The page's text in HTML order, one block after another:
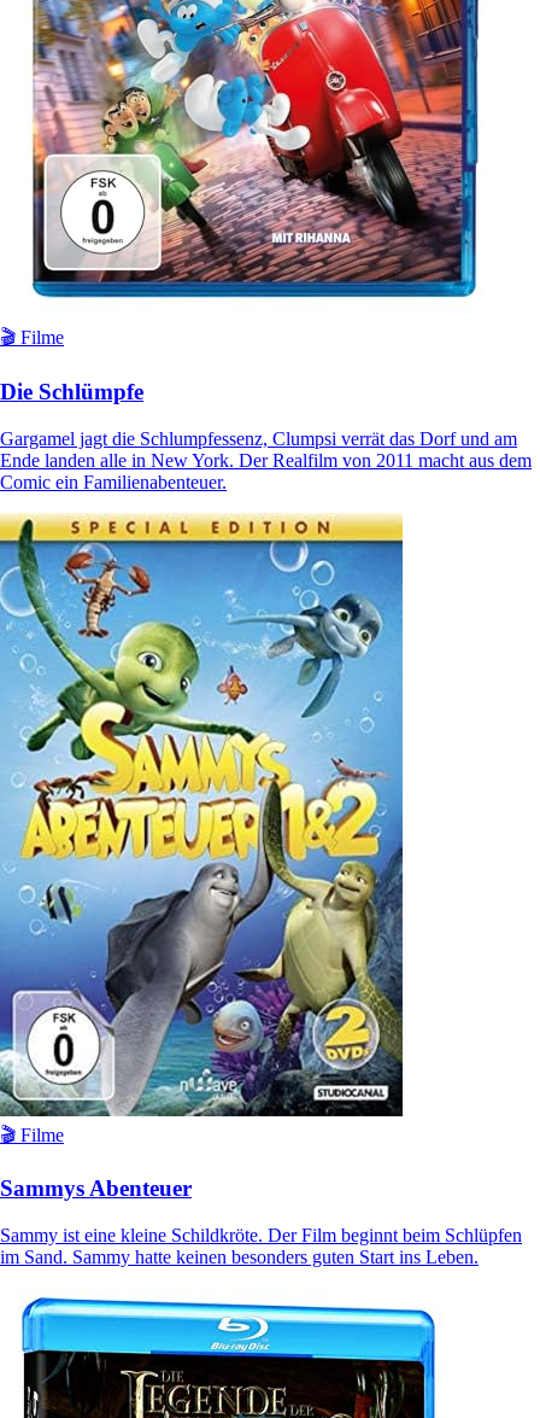
🎬 Filme
Die Schlümpfe
Gargamel jagt die Schlumpfessenz, Clumpsi verrät das Dorf und am
Ende landen alle in New York. Der Realfilm von 2011 macht aus dem
Comic ein Familienabenteuer.
🎬 Filme
Sammys Abenteuer
Sammy ist eine kleine Schildkröte. Der Film beginnt beim Schlüpfen
im Sand. Sammy hatte keinen besonders guten Start ins Leben.